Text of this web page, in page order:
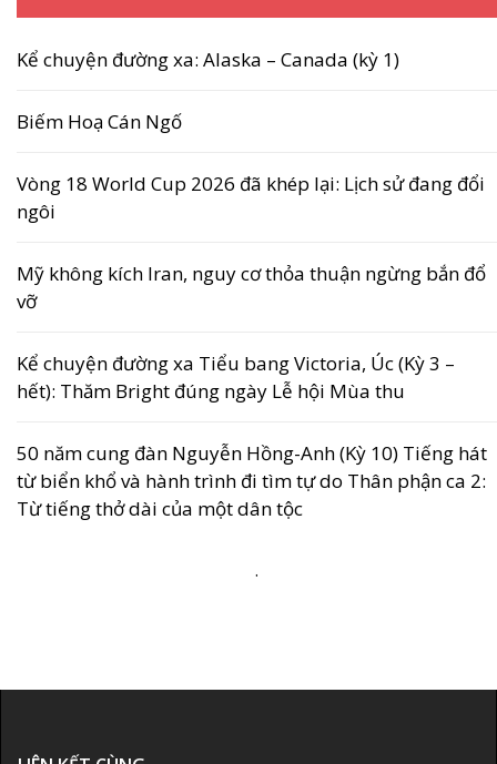
Kể chuyện đường xa: Alaska – Canada (kỳ 1)
Biếm Hoạ Cán Ngố
Vòng 18 World Cup 2026 đã khép lại: Lịch sử đang đổi
ngôi
Mỹ không kích Iran, nguy cơ thỏa thuận ngừng bắn đổ
vỡ
Kể chuyện đường xa Tiểu bang Victoria, Úc (Kỳ 3 –
hết): Thăm Bright đúng ngày Lễ hội Mùa thu
50 năm cung đàn Nguyễn Hồng-Anh (Kỳ 10) Tiếng hát
từ biển khổ và hành trình đi tìm tự do Thân phận ca 2:
Từ tiếng thở dài của một dân tộc
.